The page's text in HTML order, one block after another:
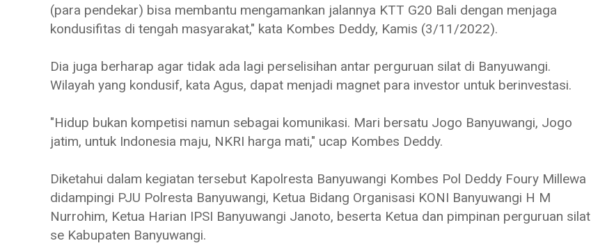
(para pendekar) bisa membantu mengamankan jalannya KTT G20 Bali dengan menjaga
kondusifitas di tengah masyarakat," kata Kombes Deddy, Kamis (3/11/2022).
Dia juga berharap agar tidak ada lagi perselisihan antar perguruan silat di Banyuwangi.
Wilayah yang kondusif, kata Agus, dapat menjadi magnet para investor untuk berinvestasi.
"Hidup bukan kompetisi namun sebagai komunikasi. Mari bersatu Jogo Banyuwangi, Jogo
jatim, untuk Indonesia maju, NKRI harga mati," ucap Kombes Deddy.
Diketahui dalam kegiatan tersebut Kapolresta Banyuwangi Kombes Pol Deddy Foury Millewa
didampingi PJU Polresta Banyuwangi, Ketua Bidang Organisasi KONI Banyuwangi H M
Nurrohim, Ketua Harian IPSI Banyuwangi Janoto, beserta Ketua dan pimpinan perguruan silat
se Kabupaten Banyuwangi.